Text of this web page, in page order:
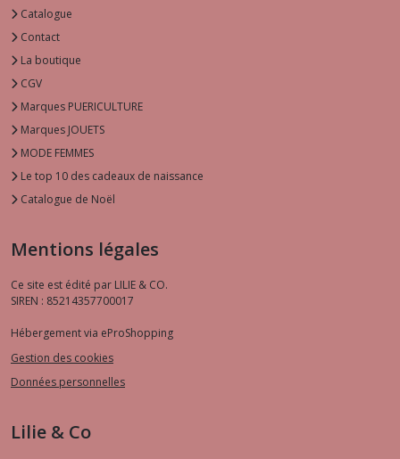
Catalogue
Contact
La boutique
CGV
Marques PUERICULTURE
Marques JOUETS
MODE FEMMES
Le top 10 des cadeaux de naissance
Catalogue de Noël
Mentions légales
Ce site est édité par LILIE & CO.
SIREN : 85214357700017
Hébergement via eProShopping
Gestion des cookies
Données personnelles
Lilie & Co